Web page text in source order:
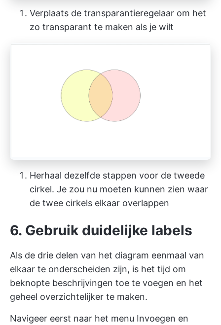
Verplaats de transparantieregelaar om het
zo transparant te maken als je wilt
Herhaal dezelfde stappen voor de tweede
cirkel. Je zou nu moeten kunnen zien waar
de twee cirkels elkaar overlappen
6. Gebruik duidelijke labels
Als de drie delen van het diagram eenmaal van
elkaar te onderscheiden zijn, is het tijd om
beknopte beschrijvingen toe te voegen en het
geheel overzichtelijker te maken.
Navigeer eerst naar het menu Invoegen en